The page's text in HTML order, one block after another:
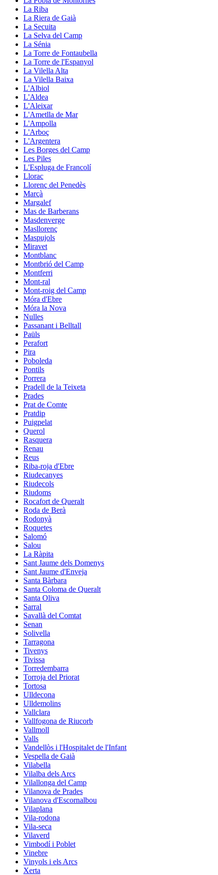
La Riba
La Riera de Gaià
La Secuita
La Selva del Camp
La Sénia
La Torre de Fontaubella
La Torre de l'Espanyol
La Vilella Alta
La Vilella Baixa
L'Albiol
L'Aldea
L'Aleixar
L'Ametlla de Mar
L'Ampolla
L'Arboç
L'Argentera
Les Borges del Camp
Les Piles
L'Espluga de Francolí
Llorac
Llorenç del Penedès
Marçà
Margalef
Mas de Barberans
Masdenverge
Masllorenç
Maspujols
Miravet
Montblanc
Montbrió del Camp
Montferri
Mont-ral
Mont-roig del Camp
Móra d'Ebre
Móra la Nova
Nulles
Passanant i Belltall
Paüls
Perafort
Pira
Poboleda
Pontils
Porrera
Pradell de la Teixeta
Prades
Prat de Comte
Pratdip
Puigpelat
Querol
Rasquera
Renau
Reus
Riba-roja d'Ebre
Riudecanyes
Riudecols
Riudoms
Rocafort de Queralt
Roda de Berà
Rodonyà
Roquetes
Salomó
Salou
La Ràpita
Sant Jaume dels Domenys
Sant Jaume d'Enveja
Santa Bàrbara
Santa Coloma de Queralt
Santa Oliva
Sarral
Savallà del Comtat
Senan
Solivella
Tarragona
Tivenys
Tivissa
Torredembarra
Torroja del Priorat
Tortosa
Ulldecona
Ulldemolins
Vallclara
Vallfogona de Riucorb
Vallmoll
Valls
Vandellòs i l'Hospitalet de l'Infant
Vespella de Gaià
Vilabella
Vilalba dels Arcs
Vilallonga del Camp
Vilanova de Prades
Vilanova d'Escornalbou
Vilaplana
Vila-rodona
Vila-seca
Vilaverd
Vimbodí i Poblet
Vinebre
Vinyols i els Arcs
Xerta